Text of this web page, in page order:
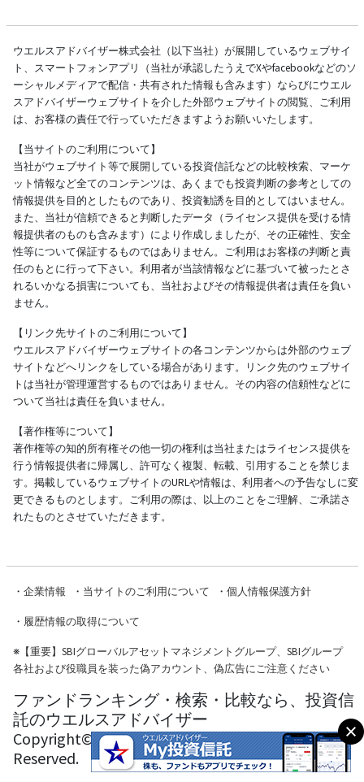
ウエルスアドバイザー株式会社（以下当社）が展開しているウェブサイ
ト、スマートフォンアプリ（当社が承認したうえでXやfacebookなどのソ
ーシャルメディアで配信・共有された情報も含みます）ならびにウエル
スアドバイザーウェブサイトを介した外部ウェブサイトの閲覧、ご利用
は、お客様の責任で行っていただきますようお願いいたします。
【当サイトのご利用について】
当社がウェブサイト等で展開している投資信託などの比較検索、マーケ
ット情報など全てのコンテンツは、あくまでも投資判断の参考としての
情報提供を目的としたものであり、投資勧誘を目的としてはいません。
また、当社が信頼できると判断したデータ（ライセンス提供を受ける情
報提供者のものも含みます）により作成しましたが、その正確性、安全
性等について保証するものではありません。ご利用はお客様の判断と責
任のもとに行って下さい。利用者が当該情報などに基づいて被ったとさ
れるいかなる損害についても、当社およびその情報提供者は責任を負い
ません。
【リンク先サイトのご利用について】
ウエルスアドバイザーウェブサイトの各コンテンツからは外部のウェブ
サイトなどへリンクをしている場合があります。リンク先のウェブサイ
トは当社が管理運営するものではありません。その内容の信頼性などに
ついて当社は責任を負いません。
【著作権等について】
著作権等の知的所有権その他一切の権利は当社またはライセンス提供を
行う情報提供者に帰属し、許可なく複製、転載、引用することを禁じま
す。掲載しているウェブサイトのURLや情報は、利用者への予告なしに変
更できるものとします。ご利用の際は、以上のことをご理解、ご承諾さ
れたものとさせていただきます。
・ 企業情報 ・ 当サイトのご利用について ・ 個人情報保護方針
・ 履歴情報の取得について
※【重要】SBIグローバルアセットマネジメントグループ、SBIグループ
各社および役職員を装った偽アカウント、偽広告にご注意ください
ファンドランキング・検索・比較なら、投資信
託のウエルスアドバイザー
Copyright© Wealth Advisor Co., Ltd. All Rights
Reserved.